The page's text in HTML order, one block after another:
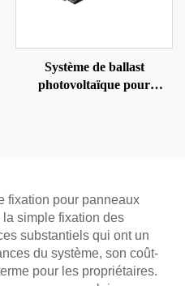
Système de ballast
photovoltaïque pour
fixation pour panneaux
simple fixation des
substantiels qui ont un
du système, son coût-
pour les propriétaires.